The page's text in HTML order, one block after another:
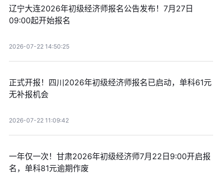
辽宁大连2026年初级经济师报名公告发布！7月27日
09:00起开始报名
2026-07-22 14:50:25
正式开报！四川2026年初级经济师报名已启动，单科61元
无补报机会
2026-07-22 11:09:42
一年仅一次！甘肃2026年初级经济师7月22日9:00开启报
名，单科81元逾期作废